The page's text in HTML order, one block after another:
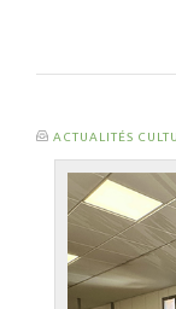
ACTUALITÉS